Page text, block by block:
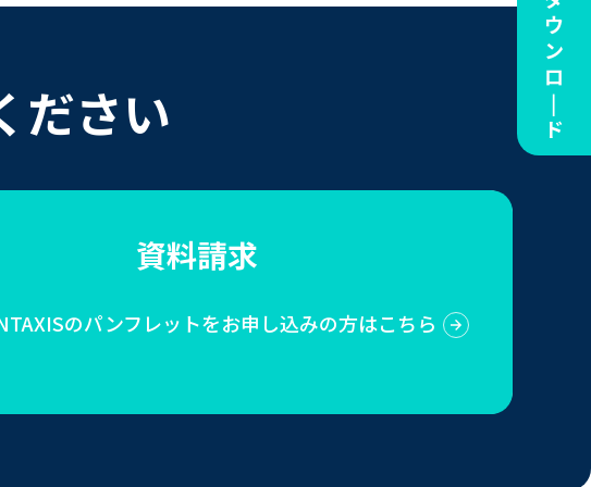
ださい
資料請求
のパンフレットをお申し込みの方はこちら